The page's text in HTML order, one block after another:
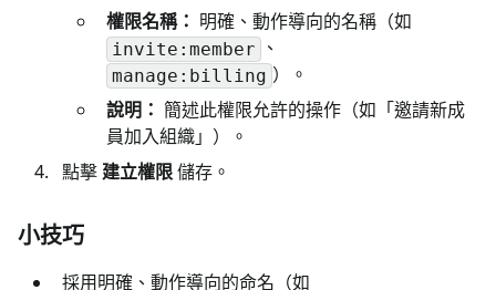
權限名稱： 明確、動作導向的名稱（如
invite:member 、
manage:billing ）。
說明： 簡述此權限允許的操作（如「邀請新成
員加入組織」）。
點擊 建立權限儲存。
小技巧
採用明確、動作導向的命名（如